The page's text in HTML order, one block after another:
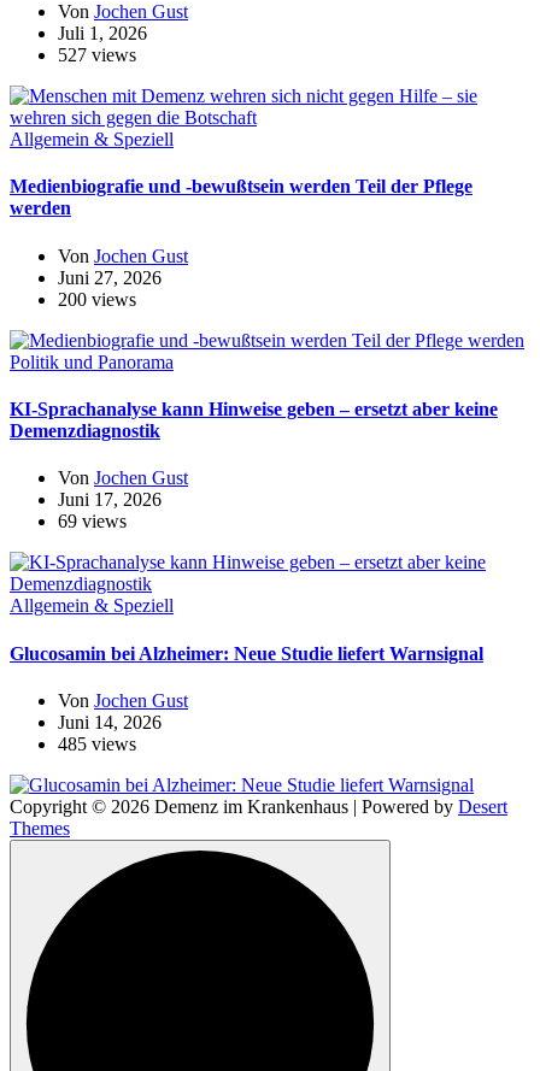
Von Jochen Gust
Juli 1, 2026
527 views
Allgemein & Speziell
Medienbiografie und -bewußtsein werden Teil der Pflege
werden
Von Jochen Gust
Juni 27, 2026
200 views
Politik und Panorama
KI-Sprachanalyse kann Hinweise geben – ersetzt aber keine
Demenzdiagnostik
Von Jochen Gust
Juni 17, 2026
69 views
Allgemein & Speziell
Glucosamin bei Alzheimer: Neue Studie liefert Warnsignal
Von Jochen Gust
Juni 14, 2026
485 views
Copyright © 2026 Demenz im Krankenhaus | Powered by Desert
Themes